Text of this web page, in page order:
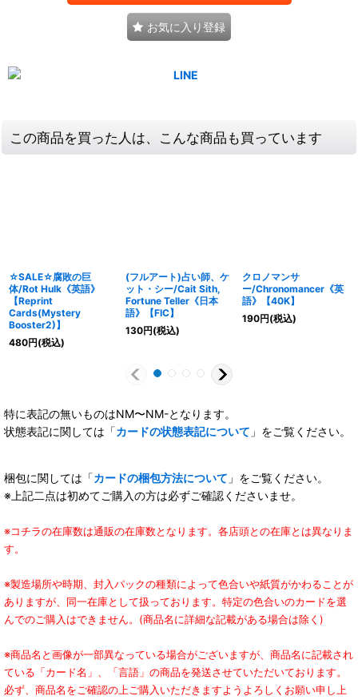
お気に入り登録
この商品を買った人は、こんな商品も買っています
☆SALE☆腐敗の巨
体/Rot Hulk《英語》
【Reprint
Cards(Mystery
Booster2)】
480円(税込)
(フルアート)占い師、ケ
ット・シー/Cait Sith,
Fortune Teller《日本
語》【FIC】
130円(税込)
クロノマンサ
ー/Chronomancer《英
語》【40K】
190円(税込)
特に表記の無いものはNM〜NM-となります。
状態表記に関しては「カードの状態表記について 」をご覧ください。
梱包に関しては「カードの梱包方法について 」をご覧ください。
※上記二点は初めてご購入の方は必ずご確認くださいませ。
※コチラの在庫数は通販の在庫数となります。各店頭との在庫とは異なりま
す。
※製造場所や時期、封入パックの種類によって色合いや紙質がかわることが
ありますが、同一在庫として扱っております。特定の色合いのカードを選
んでのご購入はできません。(商品名に詳細な記載がある場合は除く)
※商品名と画像が一部異なっている場合がございますが、商品名に記載され
ている「カード名」、「言語」の商品を発送させていただいております。
必ず、商品名をご確認の上ご購入いただきますようよろしくお願い申し上